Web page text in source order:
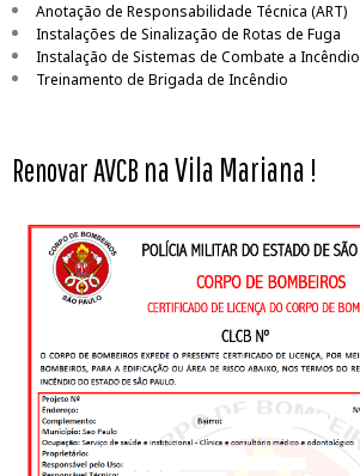
Anotação de Responsabilidade Técnica (ART)
Instalações de Sinalização de Rotas de Fuga
Instalação de Sistemas de Combate a Incêndio
Treinamento de Brigada de Incêndio
Renovar AVCB na Vila Mariana !